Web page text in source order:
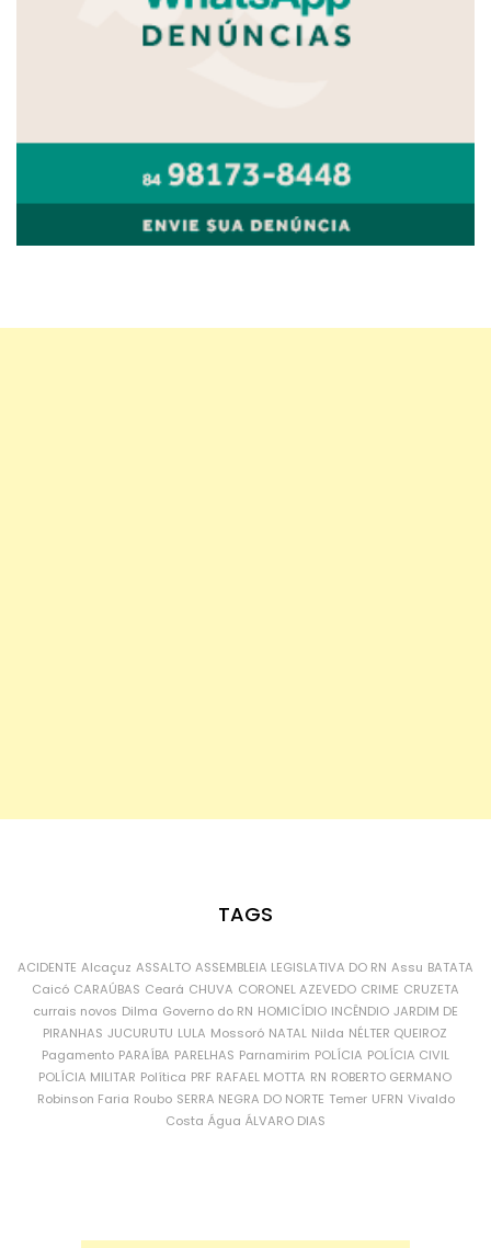
TAGS
ACIDENTE Alcaçuz ASSALTO ASSEMBLEIA LEGISLATIVA DO RN Assu BATATA
Caicó CARAÚBAS Ceará CHUVA CORONEL AZEVEDO CRIME CRUZETA
currais novos Dilma Governo do RN HOMICÍDIO INCÊNDIO JARDIM DE
PIRANHAS JUCURUTU LULA Mossoró NATAL Nilda NÉLTER QUEIROZ
Pagamento PARAÍBA PARELHAS Parnamirim POLÍCIA POLÍCIA CIVIL
POLÍCIA MILITAR Política PRF RAFAEL MOTTA RN ROBERTO GERMANO
Robinson Faria Roubo SERRA NEGRA DO NORTE Temer UFRN Vivaldo
Costa Água ÁLVARO DIAS